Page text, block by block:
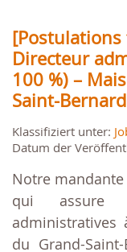
[Postulations
Directeur
100 %) –
Saint-Bernard
Klassifiziert unter:
Datum der
Notre
qui assure
administratives
du Grand-